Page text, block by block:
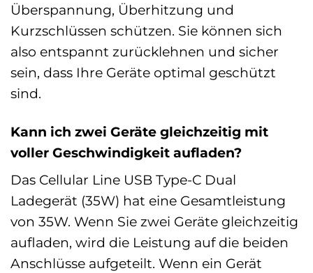
Überspannung, Überhitzung und
Kurzschlüssen schützen. Sie können sich
also entspannt zurücklehnen und sicher
sein, dass Ihre Geräte optimal geschützt
sind.
Kann ich zwei Geräte gleichzeitig mit
voller Geschwindigkeit aufladen?
Das Cellular Line USB Type-C Dual
Ladegerät (35W) hat eine Gesamtleistung
von 35W. Wenn Sie zwei Geräte gleichzeitig
aufladen, wird die Leistung auf die beiden
Anschlüsse aufgeteilt. Wenn ein Gerät